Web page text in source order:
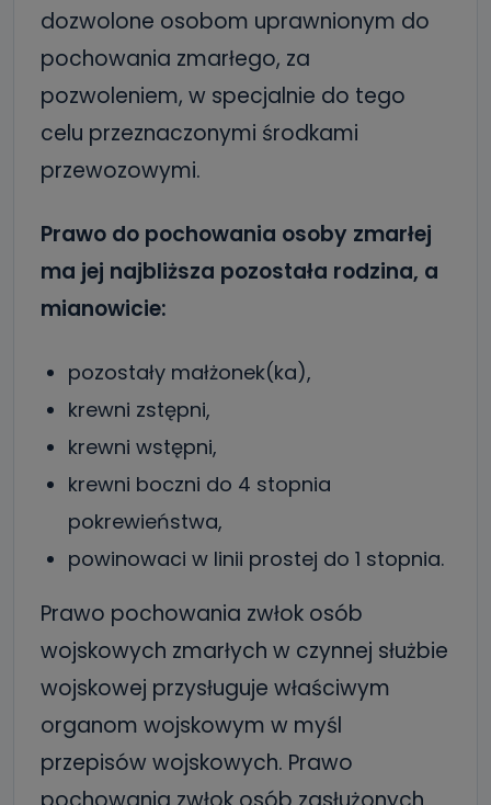
dozwolone osobom uprawnionym do
pochowania zmarłego, za
pozwoleniem, w specjalnie do tego
celu przeznaczonymi środkami
przewozowymi.
Prawo do pochowania osoby zmarłej
ma jej najbliższa pozostała rodzina, a
mianowicie:
pozostały małżonek(ka),
krewni zstępni,
krewni wstępni,
krewni boczni do 4 stopnia
pokrewieństwa,
powinowaci w linii prostej do 1 stopnia.
Prawo pochowania zwłok osób
wojskowych zmarłych w czynnej służbie
wojskowej przysługuje właściwym
organom wojskowym w myśl
przepisów wojskowych. Prawo